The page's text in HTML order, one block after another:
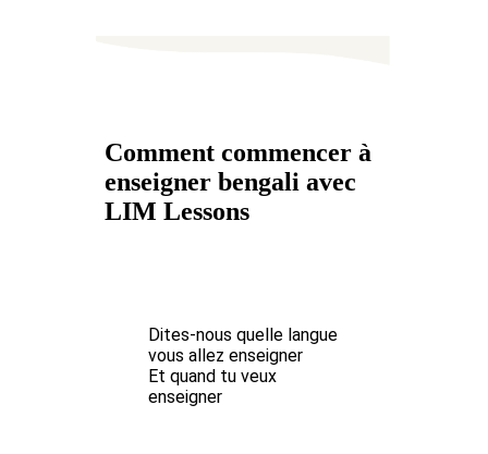
Comment commencer à
enseigner bengali avec
LIM Lessons
Dites-nous quelle langue
vous allez enseigner
Et quand tu veux
enseigner